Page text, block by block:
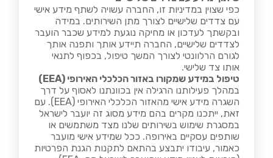
כפי שצוין במדיניות זו, החברה עשויה לשתף מידע אישי
עם צדדים שלישיים לצורך מתן השירותים. במידה
ובקשתך לעדכון או מחיקה נוגעת למידע שכבר הועבר
לצדדים שלישיים, החברה תיידע אותך ותפנה אותך
לגורם הרלוונטי לצורך המשך טיפול, בכפוף לתנאי
אותו צד שלישי.
טיפול במידע שמקורו באזור הכלכלי האירופי (EEA
)
במהלך פעילותנו הרגילה אין בכוונתנו לאסוף על דרך
השגרה מידע אישי מהאזור הכלכלי האירופי (EEA). עם
זאת, ייתכנו מקרים בהם מידע מסוג זה יועבר לישראל
במסגרת שימוש בשירותים שלנו מצד משתמשים או
שותפים עסקיים באירופה. ככל שמידע אישי מועבר
כאמור, עיבודו יתבצע בהתאם לתקנות הגנת הפרטיות